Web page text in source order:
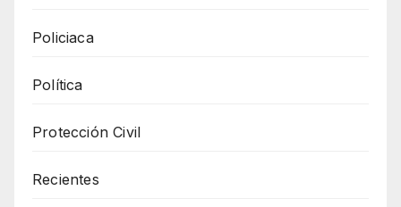
Policiaca
Política
Protección Civil
Recientes